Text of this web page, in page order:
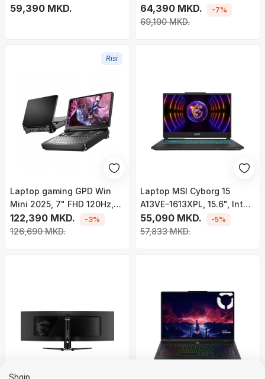
RAM, 512GB SSD, RTX 3050,
59,390 MKD.
13420H, 16GB DDR5, 512GB
SSD, NVIDIA GeForce RTX
64,390 MKD.
69,190 MKD.
-7%
Risi
Laptop gaming GPD Win
Mini 2025, 7" FHD 120Hz,
Ryzen AI 9 HX370, 32GB
RAM 2TB SSD, i zi
122,390 MKD.
126,690 MKD.
-3%
Laptop MSI Cyborg 15
A13VE-1613XPL, 15.6", Intel
Core i5-13420H, 16GB RAM,
512GB SSD, NVIDIA GeForce
55,090 MKD.
57,833 MKD.
-5%